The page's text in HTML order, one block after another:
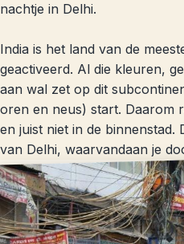
nachtje in Delhi.
India is het land van de
geactiveerd. Al die kleuren,
aan wal zet op dit
oren en neus) start. Daarom
en juist niet in de
van Delhi, waarvandaan je